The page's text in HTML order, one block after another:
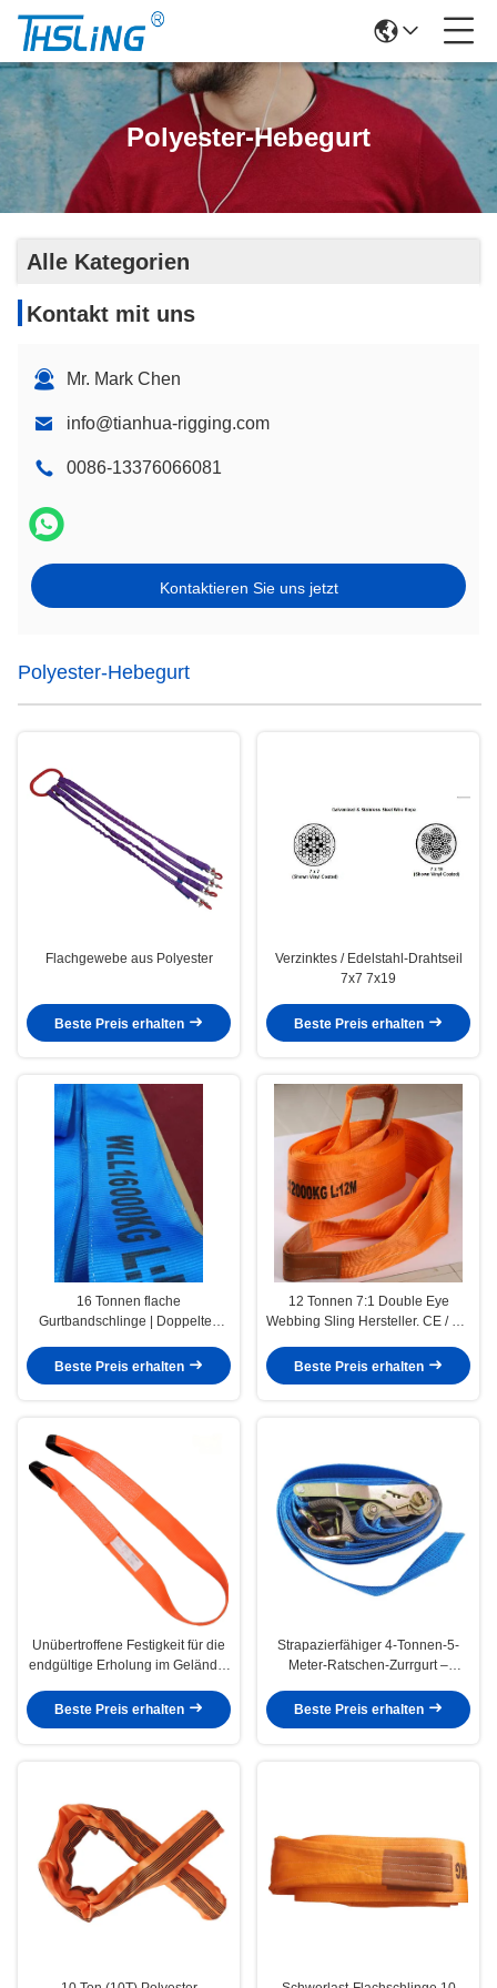
Polyester-Hebegurt
Alle Kategorien
Kontakt mit uns
Mr. Mark Chen
info@tianhua-rigging.com
0086-13376066081
Kontaktieren Sie uns jetzt
Polyester-Hebegurt
Flachgewebe aus Polyester
Beste Preis erhalten
Verzinktes / Edelstahl-Drahtseil
7x7 7x19
Beste Preis erhalten
16 Tonnen flache
Gurtbandschlinge | Doppeltes
Beste Preis erhalten
12 Tonnen 7:1 Double Eye
Webbing Sling Hersteller. CE / GS
Lieferant in China
Beste Preis erhalten
Unübertroffene Festigkeit für die
endgültige Erholung im Gelände:
Erholungsgürtel
Beste Preis erhalten
Strapazierfähiger 4-Tonnen-5-
Meter-Ratschen-Zurrgurt –
Gurtband mit Doppel-J-Haken
Beste Preis erhalten